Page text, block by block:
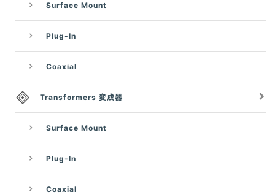
Surface Mount
Plug-In
Coaxial
Transformers 変成器
Surface Mount
Plug-In
Coaxial